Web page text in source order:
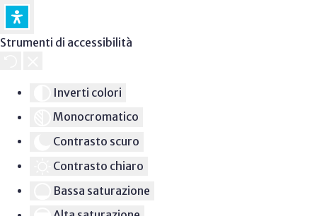
Strumenti di accessibilità
Inverti colori
Monocromatico
Contrasto scuro
Contrasto chiaro
Bassa saturazione